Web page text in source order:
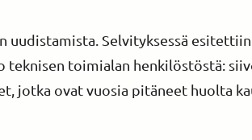
Selvityksessä
teknisen toimialan henkilöstöstä:
jotka ovat vuosia pitäneet huolta